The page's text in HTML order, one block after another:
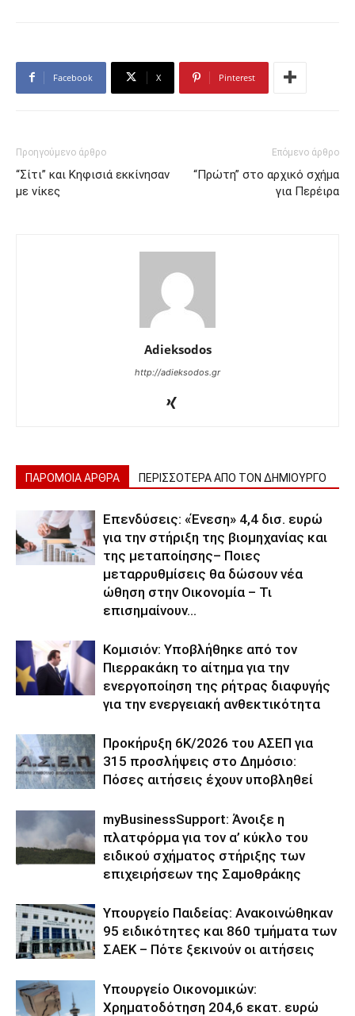
Facebook X Pinterest
Προηγούμενο άρθρο
“Σίτι” και Κηφισιά εκκίνησαν
με νίκες
Επόμενο άρθρο
“Πρώτη” στο αρχικό σχήμα
για Περέιρα
Adieksodos
http://adieksodos.gr
ΠΑΡΟΜΟΙΑ ΑΡΘΡΑ ΠΕΡΙΣΣΟΤΕΡΑ ΑΠΟ ΤΟΝ ΔΗΜΙΟΥΡΓΟ
Επενδύσεις: «Ένεση» 4,4 δισ. ευρώ
για την στήριξη της βιομηχανίας και
της μεταποίησης– Ποιες
μεταρρυθμίσεις θα δώσουν νέα
ώθηση στην Οικονομία – Τι
επισημαίνουν...
Κομισιόν: Υποβλήθηκε από τον
Πιερρακάκη το αίτημα για την
ενεργοποίηση της ρήτρας διαφυγής
για την ενεργειακή ανθεκτικότητα
Προκήρυξη 6Κ/2026 του ΑΣΕΠ για
315 προσλήψεις στο Δημόσιο:
Πόσες αιτήσεις έχουν υποβληθεί
myBusinessSupport: Άνοιξε η
πλατφόρμα για τον α’ κύκλο του
ειδικού σχήματος στήριξης των
επιχειρήσεων της Σαμοθράκης
Υπουργείο Παιδείας: Ανακοινώθηκαν
95 ειδικότητες και 860 τμήματα των
ΣΑΕΚ – Πότε ξεκινούν οι αιτήσεις
Υπουργείο Οικονομικών:
Χρηματοδότηση 204,6 εκατ. ευρώ